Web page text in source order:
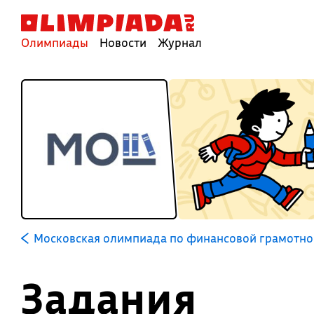
Олимпиады Новости Журнал
Московская олимпиада по финансовой
Задания